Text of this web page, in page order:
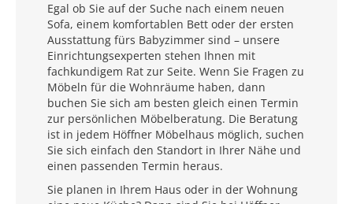
Egal ob Sie auf der Suche nach einem neuen
Sofa, einem komfortablen Bett oder der ersten
Ausstattung fürs Babyzimmer sind – unsere
Einrichtungsexperten stehen Ihnen mit
fachkundigem Rat zur Seite. Wenn Sie Fragen zu
Möbeln für die Wohnräume haben, dann
buchen Sie sich am besten gleich einen Termin
zur persönlichen Möbelberatung. Die Beratung
ist in jedem Höffner Möbelhaus möglich, suchen
Sie sich einfach den Standort in Ihrer Nähe und
einen passenden Termin heraus.
Sie planen in Ihrem Haus oder in der Wohnung